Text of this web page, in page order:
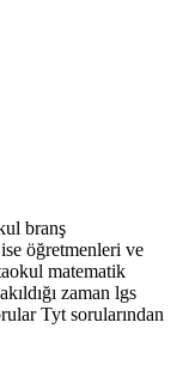
branş
öğretmenleri ve
matematik
zaman lgs
Tyt sorularından